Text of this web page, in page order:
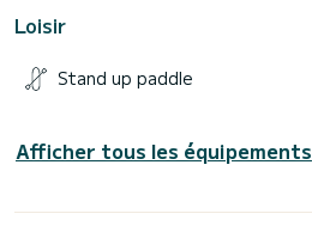
Loisir
Stand up paddle
Afficher tous les équipements